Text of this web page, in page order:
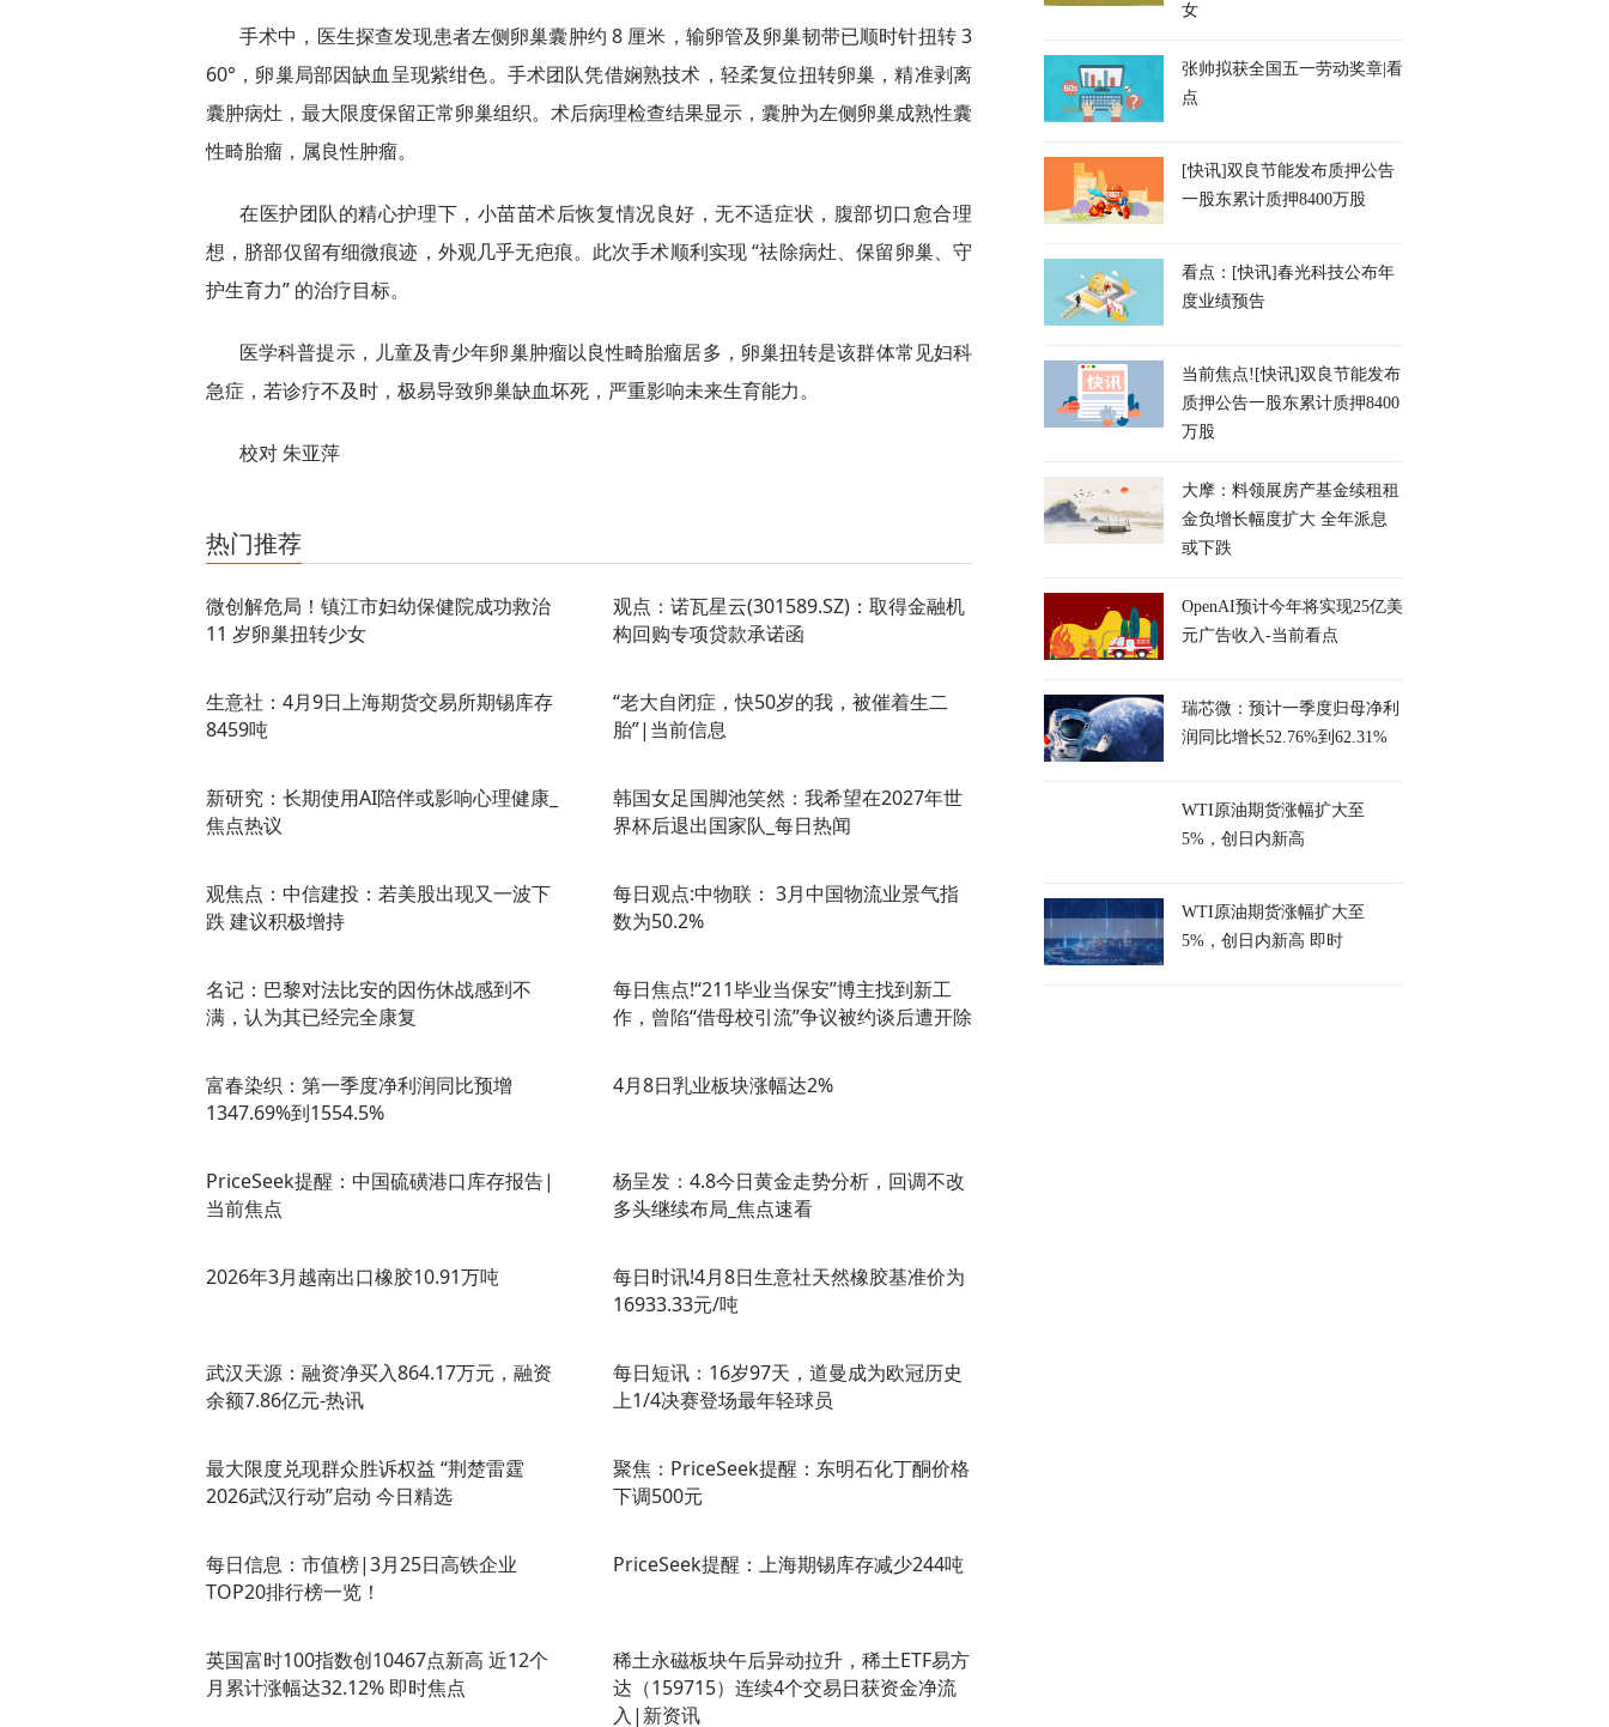
手术中，医生探查发现患者左侧卵巢囊肿约 8 厘米，输卵管及卵巢韧带已顺时针扭转 3
60°，卵巢局部因缺血呈现紫绀色。手术团队凭借娴熟技术，轻柔复位扭转卵巢，精准剥离
囊肿病灶，最大限度保留正常卵巢组织。术后病理检查结果显示，囊肿为左侧卵巢成熟性囊
性畸胎瘤，属良性肿瘤。
在医护团队的精心护理下，小苗苗术后恢复情况良好，无不适症状，腹部切口愈合理
想，脐部仅留有细微痕迹，外观几乎无疤痕。此次手术顺利实现 “祛除病灶、保留卵巢、守
护生育力” 的治疗目标。
医学科普提示，儿童及青少年卵巢肿瘤以良性畸胎瘤居多，卵巢扭转是该群体常见妇科
急症，若诊疗不及时，极易导致卵巢缺血坏死，严重影响未来生育能力。
校对 朱亚萍
热门推荐
微创解危局！镇江市妇幼保健院成功救治
11 岁卵巢扭转少女
观点：诺瓦星云(301589.SZ)：取得金融机
构回购专项贷款承诺函
生意社：4月9日上海期货交易所期锡库存
8459吨
“老大自闭症，快50岁的我，被催着生二
胎”|当前信息
新研究：长期使用AI陪伴或影响心理健康_
焦点热议
韩国女足国脚池笑然：我希望在2027年世
界杯后退出国家队_每日热闻
观焦点：中信建投：若美股出现又一波下
跌 建议积极增持
每日观点:中物联： 3月中国物流业景气指
数为50.2%
名记：巴黎对法比安的因伤休战感到不
满，认为其已经完全康复
每日焦点!“211毕业当保安”博主找到新工
作，曾陷“借母校引流”争议被约谈后遭开除
富春染织：第一季度净利润同比预增
1347.69%到1554.5%
4月8日乳业板块涨幅达2%
PriceSeek提醒：中国硫磺港口库存报告|
当前焦点
杨呈发：4.8今日黄金走势分析，回调不改
多头继续布局_焦点速看
2026年3月越南出口橡胶10.91万吨
每日时讯!4月8日生意社天然橡胶基准价为
16933.33元/吨
武汉天源：融资净买入864.17万元，融资
余额7.86亿元-热讯
每日短讯：16岁97天，道曼成为欧冠历史
上1/4决赛登场最年轻球员
最大限度兑现群众胜诉权益 “荆楚雷霆
2026武汉行动”启动 今日精选
聚焦：PriceSeek提醒：东明石化丁酮价格
下调500元
每日信息：市值榜|3月25日高铁企业
TOP20排行榜一览！
PriceSeek提醒：上海期锡库存减少244吨
英国富时100指数创10467点新高 近12个
月累计涨幅达32.12% 即时焦点
稀土永磁板块午后异动拉升，稀土ETF易方
达（159715）连续4个交易日获资金净流
入|新资讯
女
张帅拟获全国五一劳动奖章|看
点
[快讯]双良节能发布质押公告
一股东累计质押8400万股
看点：[快讯]春光科技公布年
度业绩预告
当前焦点![快讯]双良节能发布
质押公告一股东累计质押8400
万股
大摩：料领展房产基金续租租
金负增长幅度扩大 全年派息
或下跌
OpenAI预计今年将实现25亿美
元广告收入-当前看点
瑞芯微：预计一季度归母净利
润同比增长52.76%到62.31%
WTI原油期货涨幅扩大至
5%，创日内新高
WTI原油期货涨幅扩大至
5%，创日内新高 即时